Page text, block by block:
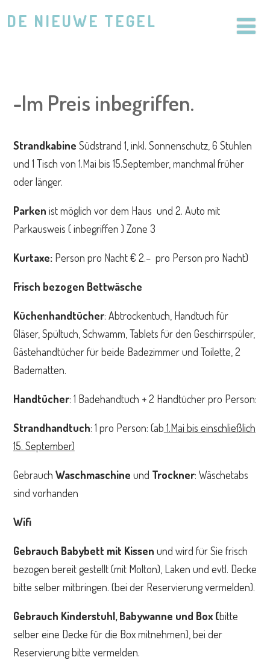
DE NIEUWE TEGEL
-Im Preis inbegriffen.
Strandkabine Südstrand 1, inkl. Sonnenschutz, 6 Stuhlen
und 1 Tisch von 1.Mai bis 15.September, manchmal früher
oder länger.
Parken ist möglich vor dem Haus und 2. Auto mit
Parkausweis ( inbegriffen ) Zone 3
Kurtaxe:Person pro Nacht € 2.– pro Person pro Nacht)
Frisch bezogen Bettwäsche
Küchenhandtücher: Abtrockentuch, Handtuch für
Gläser, Spültuch, Schwamm, Tablets für den Geschirrspüler,
Gästehandtücher für beide Badezimmer und Toilette, 2
Badematten.
Handtücher: 1 Badehandtuch + 2 Handtücher pro Person:
Strandhandtuch: 1 pro Person: (ab 1.Mai bis einschließlich
15. September)
Gebrauch Waschmaschine und Trockner: Wäschetabs
sind vorhanden
Wifi
Gebrauch Babybett mit Kissen und wird für Sie frisch
bezogen bereit gestellt (mit Molton), Laken und evtl. Decke
bitte selber mitbringen. (bei der Reservierung vermelden).
Gebrauch Kinderstuhl, Babywanne und Box (bitte
selber eine Decke für die Box mitnehmen), bei der
Reservierung bitte vermelden.